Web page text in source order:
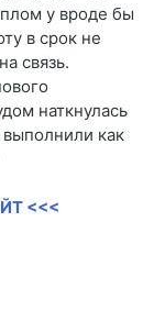
у вроде бы
в срок не
связь.
наткнулась
как
<<<